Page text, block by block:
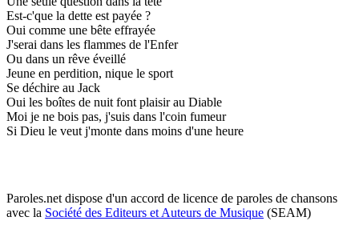
Est-c'que la dette est payée ?
Oui comme une bête effrayée
J'serai dans les flammes de l'Enfer
Ou dans un rêve éveillé
Jeune en perdition, nique le sport
Se déchire au Jack
Oui les boîtes de nuit font plaisir au Diable
Moi je ne bois pas, j'suis dans l'coin fumeur
Si Dieu le veut j'monte dans moins d'une heure
Paroles.net dispose d'un accord de licence de paroles de chansons
avec la Société des Editeurs et Auteurs de Musique (SEAM)